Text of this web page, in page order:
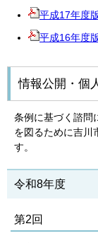
平成17年度
平成16年度
情報公開・個
条例に基づく諮問
を図るために吉川
す。
令和8年度
第2回